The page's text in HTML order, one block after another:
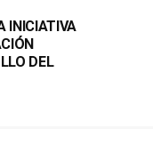
INICIATIVA
DEL